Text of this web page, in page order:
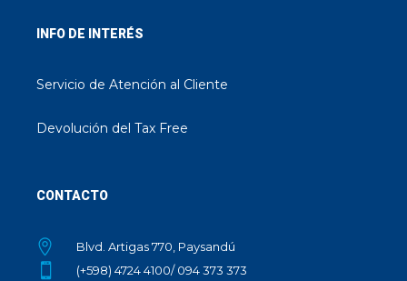
INFO DE INTERÉS
Servicio de Atención al Cliente
Devolución del Tax Free
CONTACTO
Blvd. Artigas 770, Paysandú
(+598) 4724 4100/ 094 373 373